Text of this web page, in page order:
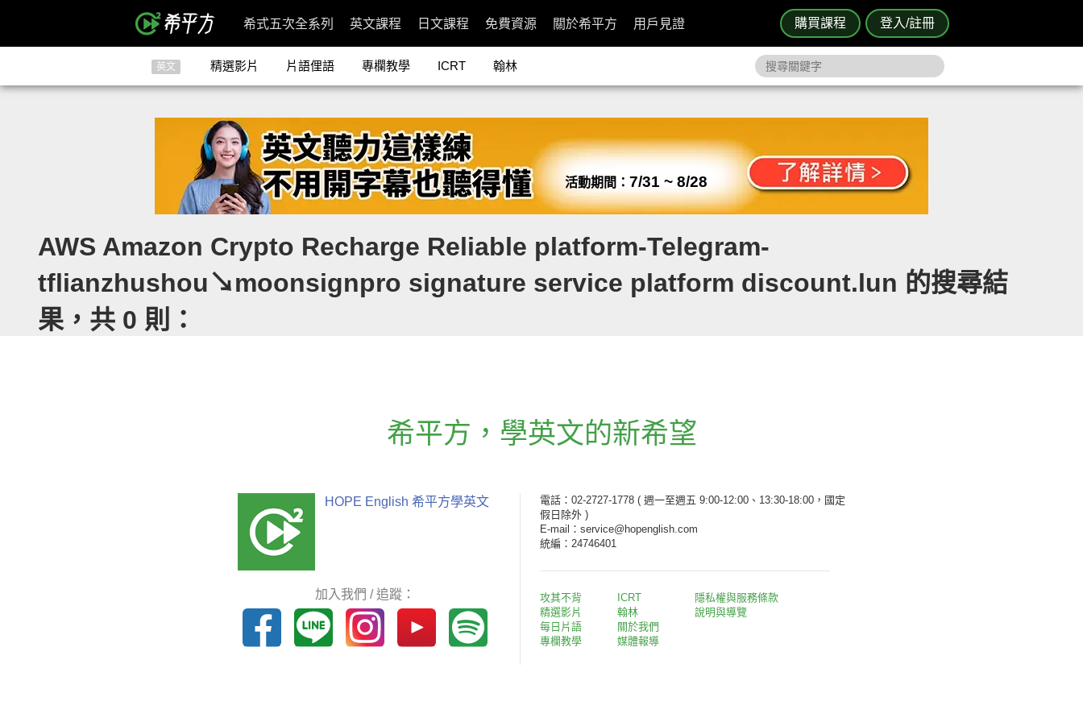
購買課程 登入/註冊
希式五次全系列 英文課程 日文課程 免費資源 關於希平方 用戶見證
英文 精選影片 片語俚語 專欄教學 ICRT 翰林
活動期間： 7/31 ~ 8/28
AWS Amazon Crypto Recharge Reliable platform-Telegram-
tflianzhushou↘️moonsignpro signature service platform discount.lun 的搜尋結
果，共 0 則：
希平方 ， 學英文的新希望
HOPE English 希平方學英文
加入我們 / 追蹤：
電話：02-2727-1778 ( 週一至週五 9:00-12:00、13:30-18:00，國定
假日除外 )
E-mail：service@hopenglish.com
統編：24746401
攻其不背
精選影片
每日片語
專欄教學
ICRT
翰林
關於我們
媒體報導
隱私權與服務條款
說明與導覽